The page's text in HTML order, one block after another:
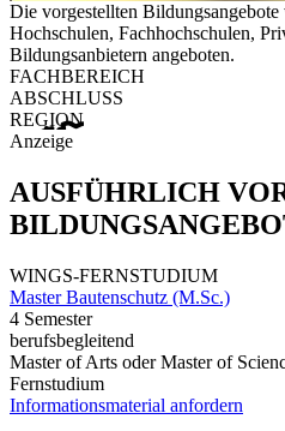
Die vorgestellten
Hochschulen, Fachhochschulen,
Bildungsanbietern angeboten.
FACHBEREICH
ABSCHLUSS
REGION
Anzeige
AUSFÜHRLICH
WINGS-FERNSTUDIUM
Master Bautenschutz (M.Sc.)
4 Semester
berufsbegleitend
Master of Arts oder Master of
Fernstudium
Informationsmaterial anfordern